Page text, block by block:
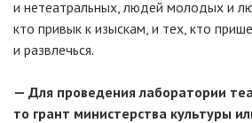
и нетеатральных, людей молодых и
кто привык к изыскам, и тех, кто
и развлечься.
— Для проведения лаборатории
то грант министерства культуры